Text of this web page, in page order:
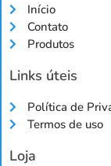
Início
Contato
Produtos
Links úteis
Política de
Termos de uso
Loja